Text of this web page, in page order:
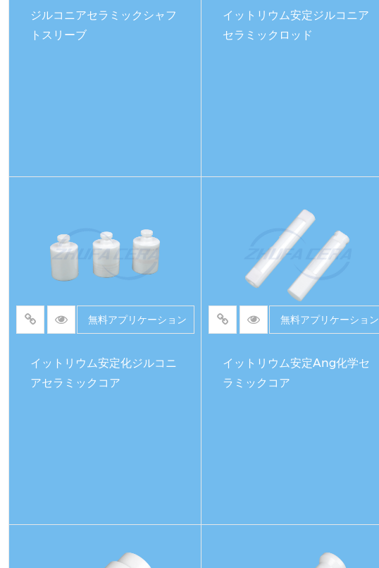
ジルコニアセラミックシャフ
トスリーブ
イットリウム安定ジルコニア
セラミックロッド
無料アプリケーション
イットリウム安定化ジルコニ
アセラミックコア
無料アプリケーション
イットリウム安定Ang化学セ
ラミックコア